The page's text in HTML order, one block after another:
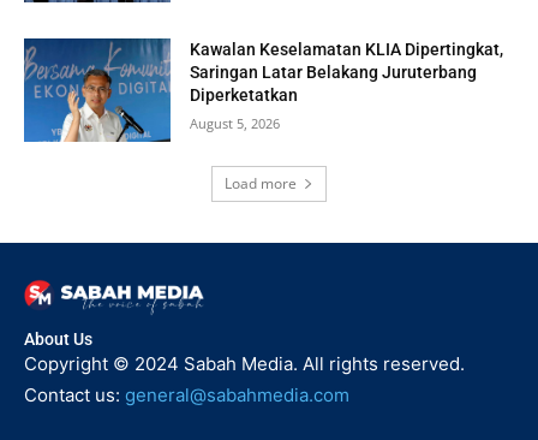
Kawalan Keselamatan KLIA Dipertingkat,
Saringan Latar Belakang Juruterbang
Diperketatkan
August 5, 2026
Load more
About Us
Copyright © 2024 Sabah Media. All rights reserved.
Contact us: general@sabahmedia.com